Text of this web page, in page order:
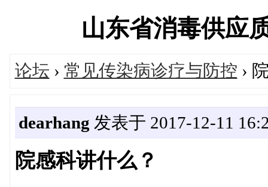
山东省消毒供应
论坛 › 常见传染病诊疗与防控 ›
dearhang 发表于 2017-12-11
院感科讲什么？